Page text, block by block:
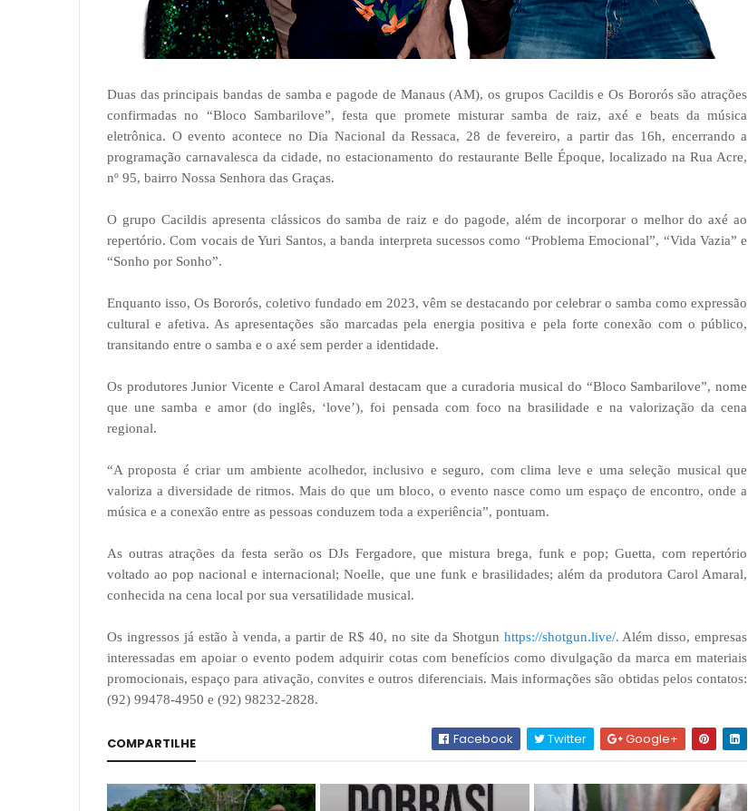
Duas das principais bandas de samba e pagode de Manaus (AM), os grupos Cacildis e Os Bororós são atrações
confirmadas no “Bloco Sambarilove”, festa que promete misturar samba de raiz, axé e beats da música
eletrônica. O evento acontece no Dia Nacional da Ressaca, 28 de fevereiro, a partir das 16h, encerrando a
programação carnavalesca da cidade, no estacionamento do restaurante Belle Époque, localizado na Rua Acre,
nº 95, bairro Nossa Senhora das Graças.
O grupo Cacildis apresenta clássicos do samba de raiz e do pagode, além de incorporar o melhor do axé ao
repertório. Com vocais de Yuri Santos, a banda interpreta sucessos como “Problema Emocional”, “Vida Vazia” e
“Sonho por Sonho”.
Enquanto isso, Os Bororós, coletivo fundado em 2023, vêm se destacando por celebrar o samba como expressão
cultural e afetiva. As apresentações são marcadas pela energia positiva e pela forte conexão com o público,
transitando entre o samba e o axé sem perder a identidade.
Os produtores Junior Vicente e Carol Amaral destacam que a curadoria musical do “Bloco Sambarilove”, nome
que une samba e amor (do inglês, ‘love’), foi pensada com foco na brasilidade e na valorização da cena
regional.
“A proposta é criar um ambiente acolhedor, inclusivo e seguro, com clima leve e uma seleção musical que
valoriza a diversidade de ritmos. Mais do que um bloco, o evento nasce como um espaço de encontro, onde a
música e a conexão entre as pessoas conduzem toda a experiência”, pontuam.
As outras atrações da festa serão os DJs Fergadore, que mistura brega, funk e pop; Guetta, com repertório
voltado ao pop nacional e internacional; Noelle, que une funk e brasilidades; além da produtora Carol Amaral,
conhecida na cena local por sua versatilidade musical.
Os ingressos já estão à venda, a partir de R$ 40, no site da Shotgun https://shotgun.live/. Além disso, empresas
interessadas em apoiar o evento podem adquirir cotas com benefícios como divulgação da marca em materiais
promocionais, espaço para ativação, convites e outros diferenciais. Mais informações são obtidas pelos contatos:
(92) 99478-4950 e (92) 98232-2828.
COMPARTILHE Facebook Twitter Google+